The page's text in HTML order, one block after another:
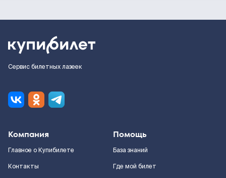
Сервис билетных лазеек
Компания
Главное о Купибилете
Контакты
Помощь
База знаний
Где мой билет